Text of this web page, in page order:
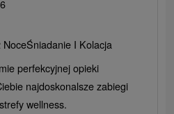
NoceŚniadanie I Kolacja
perfekcyjnej opieki
najdoskonalsze zabiegi
wellness.